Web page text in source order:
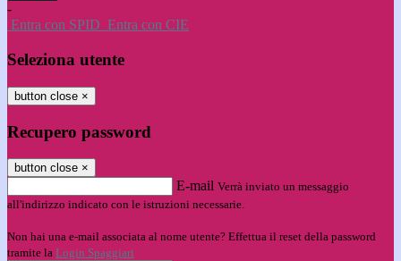
-
Entra con SPID Entra con CIE
Seleziona utente
button close ×
Recupero password
button close ×
E-mail Verrà inviato un messaggio
all'indirizzo indicato con le istruzioni necessarie.
Non hai una e-mail associata al nome utente? Effettua il reset della password
tramite la Login Spaggiari